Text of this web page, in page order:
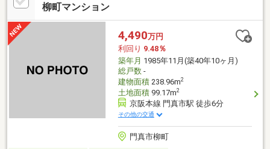
柳町マンション
4,490万円
利回り 9.48％
築年月 1985年11月(築40年10ヶ月)
総戸数-
建物面積238.96m2
土地面積99.17m2
京阪本線 門真市駅 徒歩6分
その他の交通
門真市柳町